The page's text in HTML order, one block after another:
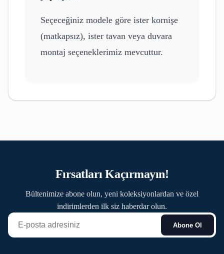
Seçeceğiniz modele göre ister kornişe
(matkapsız), ister tavan veya duvara
montaj seçeneklerimiz mevcuttur.
Fırsatları Kaçırmayın!
Bültenimize abone olun, yeni koleksiyonlardan ve özel
indirimlerden ilk siz haberdar olun.
Abone Ol